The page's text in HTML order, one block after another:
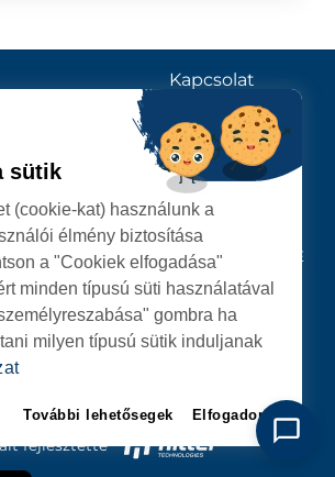
ADATOK VÉDELME
fejlesztette
SZATMÁRNÉMETI
HIVATAL
NR. 1 CORP M, 440026 SATU MARE
Kapcsolat
KÖVESSENEK
sütik
(cookie-kat) használunk a
élmény biztosítása
a "Cookiek elfogadása"
minden típusú süti használatával
gombra ha
milyen típusú sütik induljanak
További lehetősegek Elfogadom